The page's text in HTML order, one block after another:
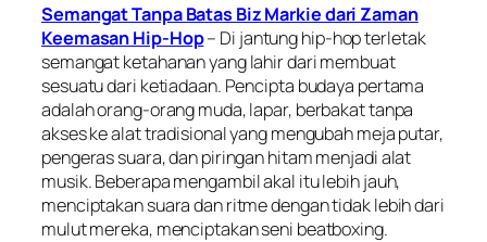
Semangat Tanpa Batas Biz Markie dari Zaman
Keemasan Hip-Hop– Di jantung hip-hop terletak
semangat ketahanan yang lahir dari membuat
sesuatu dari ketiadaan. Pencipta budaya pertama
adalah orang-orang muda, lapar, berbakat tanpa
akses ke alat tradisional yang mengubah meja putar,
pengeras suara, dan piringan hitam menjadi alat
musik. Beberapa mengambil akal itu lebih jauh,
menciptakan suara dan ritme dengan tidak lebih dari
mulut mereka, menciptakan seni beatboxing.